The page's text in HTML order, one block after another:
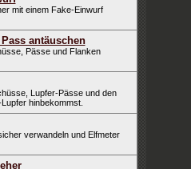
mit einem Fake-Einwurf
antäuschen
Pässe und Flanken
Lupfer-Pässe und den
hinbekommst.
verwandeln und Elfmeter